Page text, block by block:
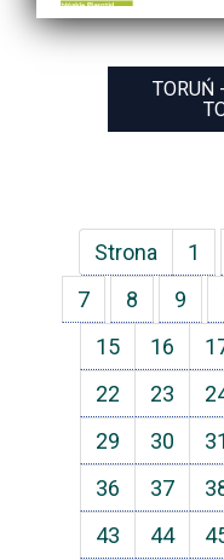
TORUŃ
Strona 1
7
8 9
15
16
22
23
29
30 31
36
37
43
44